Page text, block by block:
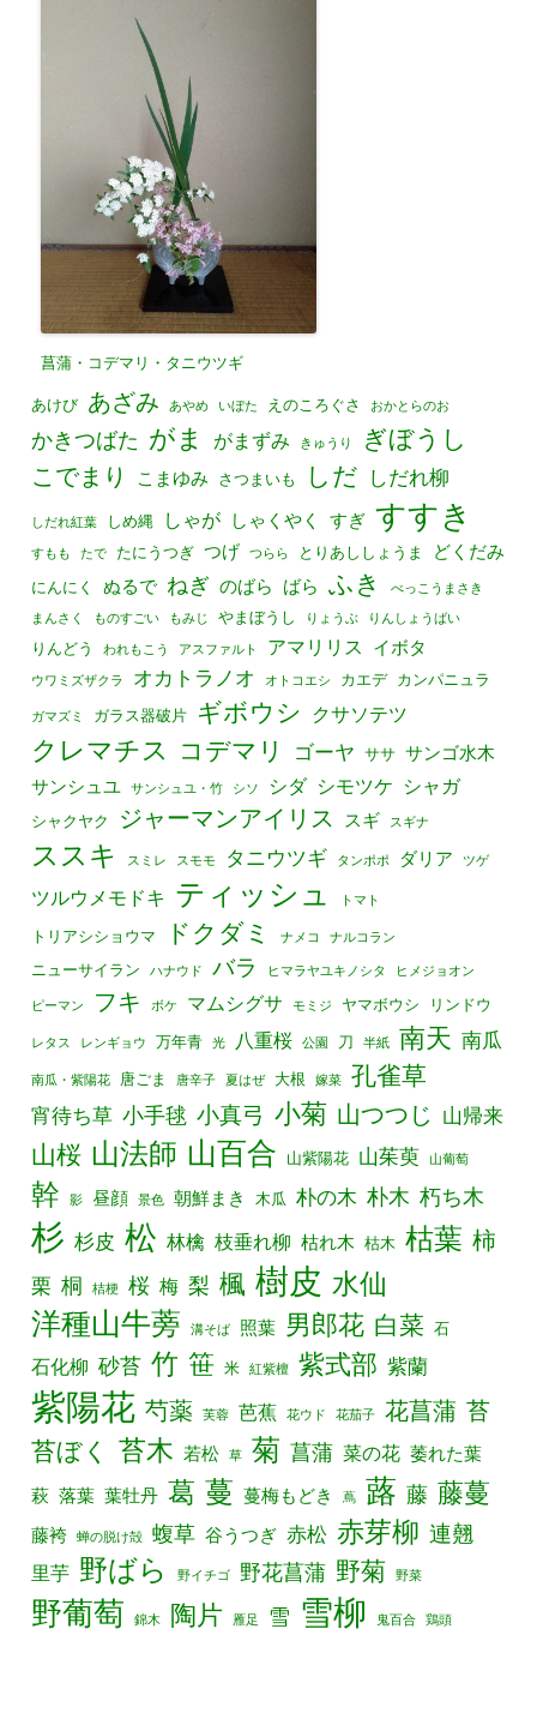
菖蒲・コデマリ・タニウツギ
あけび あざみ あやめ いぼた えのころぐさ おかとらのお
かきつばた がま がまずみ きゅうり ぎぼうし
こでまり こまゆみ さつまいも しだ しだれ柳
しだれ紅葉 しめ縄 しゃが しゃくやく すぎ すすき
すもも たで たにうつぎ つげ つらら とりあししょうま どくだみ
にんにく ぬるで ねぎ のばら ばら ふき べっこうまさき
まんさく ものすごい もみじ やまぼうし りょうぶ りんしょうばい
りんどう われもこう アスファルト アマリリス イボタ
ウワミズザクラ オカトラノオ オトコエシ カエデ カンパニュラ
ガマズミ ガラス器破片 ギボウシ クサソテツ
クレマチス コデマリ ゴーヤ ササ サンゴ水木
サンシュユ
サンシュユ・竹 シソ シダ シモツケ シャガ
シャクヤク ジャーマンアイリス スギ スギナ
ススキ スミレ スモモ タニウツギ タンポポ ダリア ツゲ
ツルウメモドキ ティッシュ トマト
トリアシショウマ ドクダミ ナメコ ナルコラン
ニューサイラン ハナウド バラ ヒマラヤユキノシタ ヒメジョオン
ピーマン フキ ボケ マムシグサ モミジ ヤマボウシ リンドウ
レタス レンギョウ 万年青 光 八重桜 公園 刀 半紙 南天 南瓜
南瓜・紫陽花 唐ごま 唐辛子 夏はぜ 大根 嫁菜 孔雀草
宵待ち草 小手毬 小真弓 小菊 山つつじ 山帰来
山桜 山法師 山百合 山紫陽花 山茱萸 山葡萄
幹 影 昼顔 景色 朝鮮まき 木瓜 朴の木 朴木 朽ち木
杉 杉皮 松 林檎 枝垂れ柳 枯れ木 枯木 枯葉 柿
栗 桐 桔梗 桜 梅 梨 楓 樹皮 水仙
洋種山牛蒡 溝そば 照葉 男郎花 白菜 石
石化柳 砂苔 竹 笹 米 紅紫檀 紫式部 紫蘭
紫陽花 芍薬 芙蓉 芭蕉 花ウド 花茄子 花菖蒲 苔
苔ぼく 苔木 若松 草 菊 菖蒲 菜の花 萎れた葉
萩 落葉 葉牡丹 葛 蔓 蔓梅もどき 蔦 蕗 藤 藤蔓
藤袴 蝉の脱け殻 蝮草 谷うつぎ 赤松 赤芽柳 連翹
里芋 野ばら 野イチゴ 野花菖蒲 野菊 野菜
野葡萄 錦木 陶片 雁足 雪 雪柳 鬼百合 鶏頭